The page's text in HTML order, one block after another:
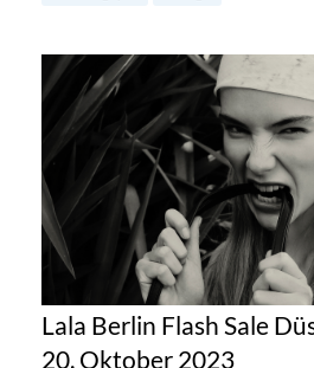
Lala Berlin Flash Sale
20. Oktober 2023